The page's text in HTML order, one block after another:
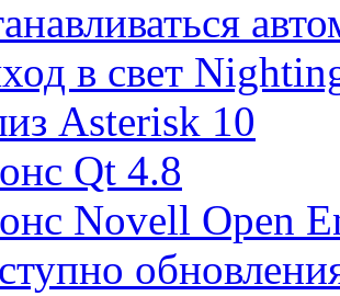
в свет
Asterisk 10
Qt 4.8
Novell Open